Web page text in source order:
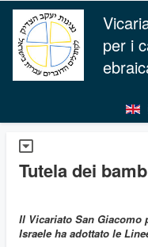
per i
Tutela dei
Il Vicariato San
Israele ha adottato le